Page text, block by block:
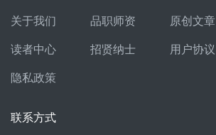
关于我们
品职师资
原创文章
读者中心
招贤纳士
用户协议
隐私政策
联系方式